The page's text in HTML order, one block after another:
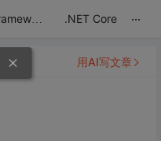
.NET Framework .NET Core ...
用AI写文章